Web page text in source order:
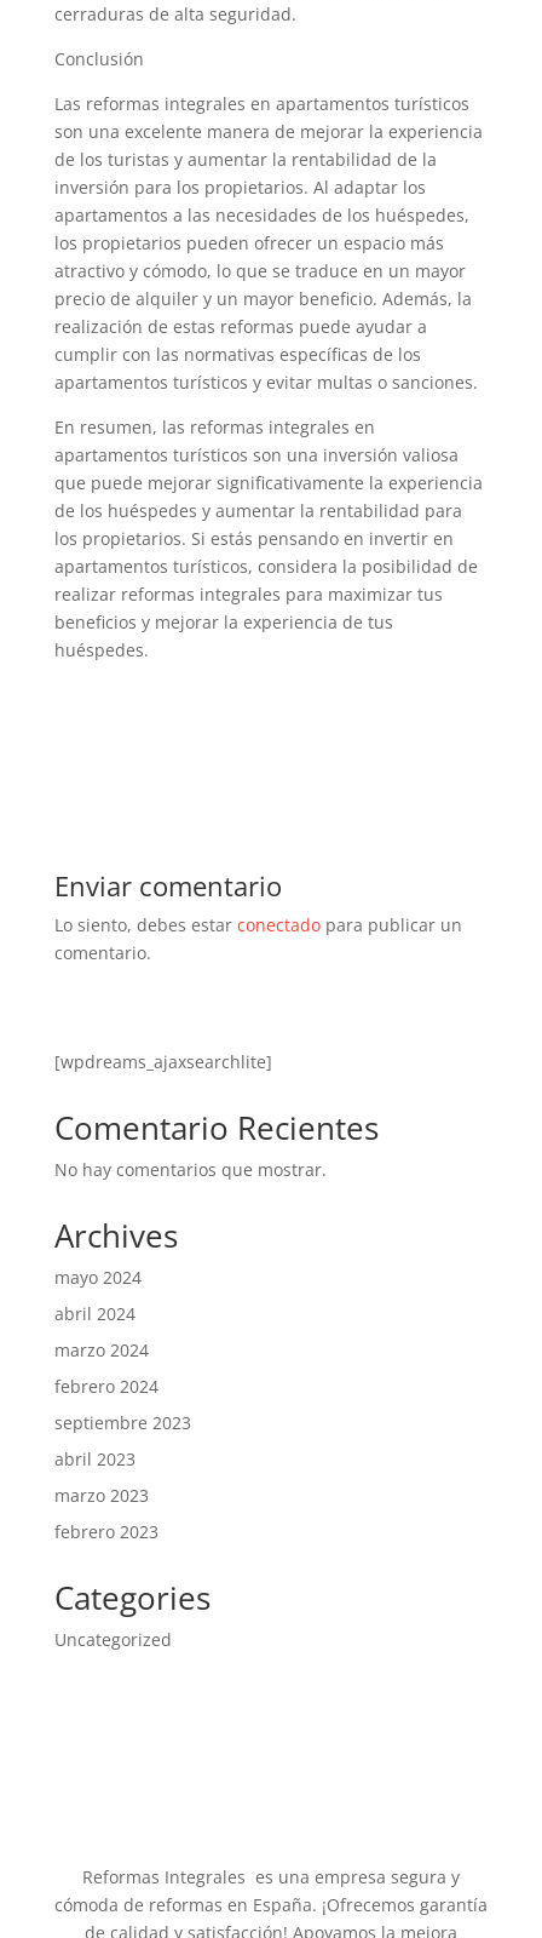
cerraduras de alta seguridad.
Conclusión
Las reformas integrales en apartamentos turísticos
son una excelente manera de mejorar la experiencia
de los turistas y aumentar la rentabilidad de la
inversión para los propietarios. Al adaptar los
apartamentos a las necesidades de los huéspedes,
los propietarios pueden ofrecer un espacio más
atractivo y cómodo, lo que se traduce en un mayor
precio de alquiler y un mayor beneficio. Además, la
realización de estas reformas puede ayudar a
cumplir con las normativas específicas de los
apartamentos turísticos y evitar multas o sanciones.
En resumen, las reformas integrales en
apartamentos turísticos son una inversión valiosa
que puede mejorar significativamente la experiencia
de los huéspedes y aumentar la rentabilidad para
los propietarios. Si estás pensando en invertir en
apartamentos turísticos, considera la posibilidad de
realizar reformas integrales para maximizar tus
beneficios y mejorar la experiencia de tus
huéspedes.
Enviar comentario
Lo siento, debes estar conectadopara publicar un
comentario.
[wpdreams_ajaxsearchlite]
Comentario Recientes
No hay comentarios que mostrar.
Archives
mayo 2024
abril 2024
marzo 2024
febrero 2024
septiembre 2023
abril 2023
marzo 2023
febrero 2023
Categories
Uncategorized
Reformas Integrales es una empresa segura y
cómoda de reformas en España. ¡Ofrecemos garantía
de calidad y satisfacción! Apoyamos la mejora